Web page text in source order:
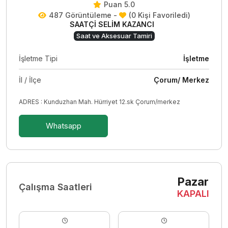
Puan 5.0
487 Görüntüleme -
(0 Kişi Favoriledi)
SAATÇİ SELİM KAZANCI
Saat ve Aksesuar Tamiri
İşletme Tipi İşletme
İl / İlçe Çorum/ Merkez
ADRES : Kunduzhan Mah. Hürriyet 12.sk Çorum/merkez
Whatsapp
Çalışma Saatleri Pazar
KAPALI